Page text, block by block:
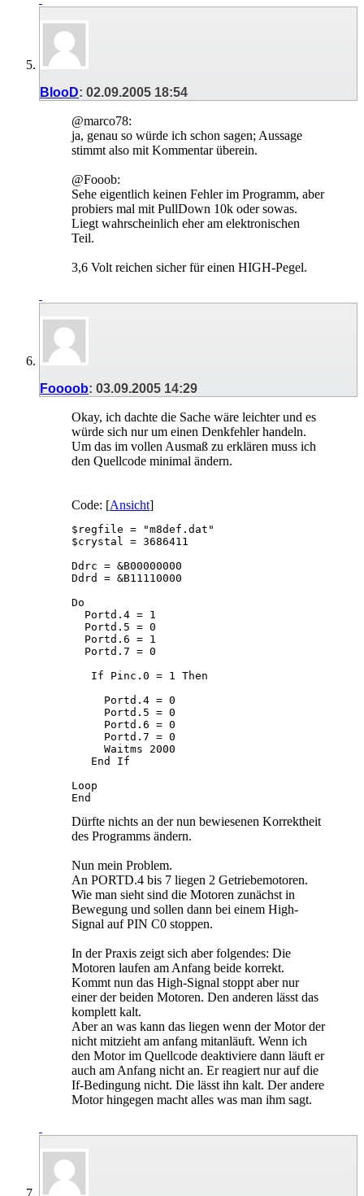
BlooD: 02.09.2005 18:54
@marco78:
ja, genau so würde ich schon sagen; Aussage
stimmt also mit Kommentar überein.
@Fooob:
Sehe eigentlich keinen Fehler im Programm, aber
probiers mal mit PullDown 10k oder sowas.
Liegt wahrscheinlich eher am elektronischen
Teil.
3,6 Volt reichen sicher für einen HIGH-Pegel.
Foooob: 03.09.2005 14:29
Okay, ich dachte die Sache wäre leichter und es
würde sich nur um einen Denkfehler handeln.
Um das im vollen Ausmaß zu erklären muss ich
den Quellcode minimal ändern.
Code: [Ansicht]
$regfile = "m8def.dat"
$crystal = 3686411
Ddrc = &B00000000
Ddrd = &B11110000
Do
Portd.4
  Portd.5 = 0
  Portd.6 = 1
  Portd.7 = 0
If Pinc.0 = 1 Then
     Portd.4 = 0
     Portd.5 = 0
     Portd.6 = 0
     Portd.7 = 0
     Waitms 2000
   End If
Loop
End
Dürfte nichts an der nun bewiesenen Korrektheit
des Programms ändern.
Nun mein Problem.
An PORTD.4 bis 7 liegen 2 Getriebemotoren.
Wie man sieht sind die Motoren zunächst in
Bewegung und sollen dann bei einem High-
Signal auf PIN C0 stoppen.
In der Praxis zeigt sich aber folgendes: Die
Motoren laufen am Anfang beide korrekt.
Kommt nun das High-Signal stoppt aber nur
einer der beiden Motoren. Den anderen lässt das
komplett kalt.
Aber an was kann das liegen wenn der Motor der
nicht mitzieht am anfang mitanläuft. Wenn ich
den Motor im Quellcode deaktiviere dann läuft er
auch am Anfang nicht an. Er reagiert nur auf die
If-Bedingung nicht. Die lässt ihn kalt. Der andere
Motor hingegen macht alles was man ihm sagt.